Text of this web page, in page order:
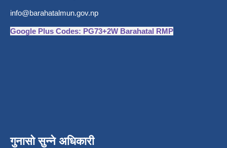
info@barahatalmun.gov.np
Google Plus Codes: PG73+2W Barahatal RMP
गुनासो सुन्ने अधिकारी